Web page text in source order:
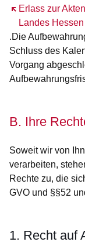
Erlass zur
Landes
Öffnet sich in
.Die
Schluss des
Vorgang
B. Ihre
Soweit wir von
verarbeiten,
Rechte zu, die
GVO und §§52
1. Recht auf